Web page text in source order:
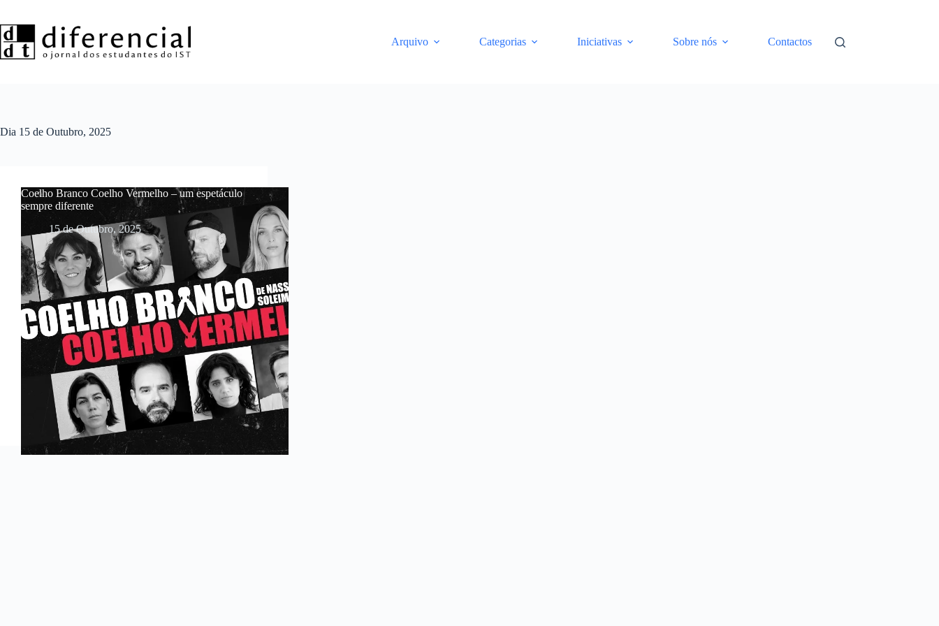
o
conteúdo
Arquivo Categorias Iniciativas Sobre nós Contactos
Dia 15 de Outubro, 2025
Coelho Branco Coelho Vermelho – um espetáculo
sempre diferente
15 de Outubro, 2025